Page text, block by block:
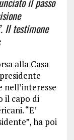
Il testimone
alla Casa
nell’interesse
il capo di
“E’
ha poi